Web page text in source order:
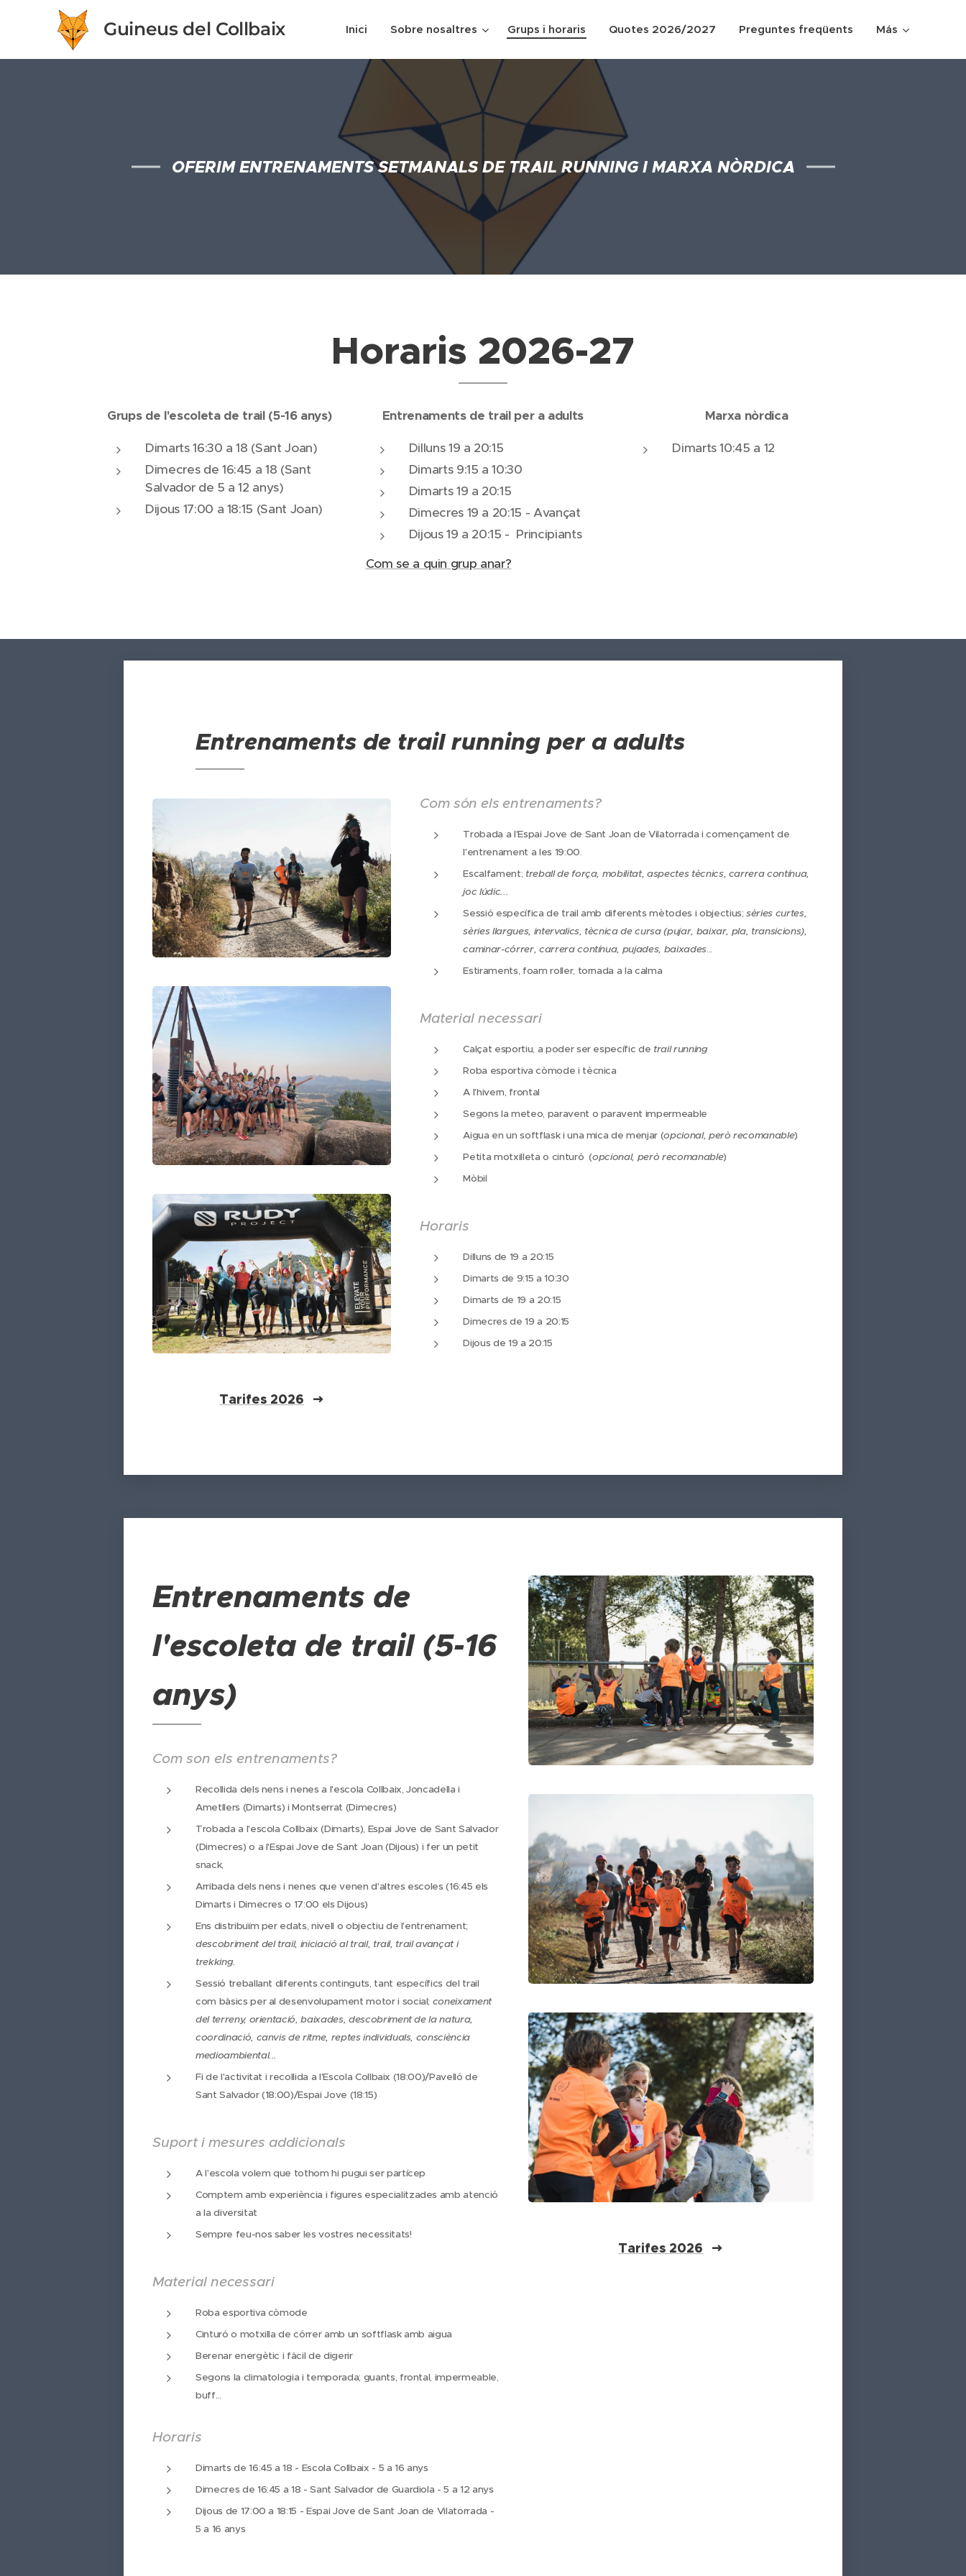
Guineus del Collbaix Inici Sobre nosaltres Grups i horaris Quotes 2026/2027 Preguntes freqüents Más
OFERIM ENTRENAMENTS SETMANALS DE TRAIL RUNNING I MARXA NÒRDICA
Horaris 2026-27
Grups de l'escoleta de trail (5-16 anys)
Dimarts 16:30 a 18 (Sant Joan)
Dimecres de 16:45 a 18 (Sant
Salvador de 5 a 12 anys)
Dijous 17:00 a 18:15 (Sant Joan)
Entrenaments de trail per a adults
Dilluns 19 a 20:15
Dimarts 9:15 a 10:30
Dimarts 19 a 20:15
Dimecres 19 a 20:15 - Avançat
Dijous 19 a 20:15 - Principiants
Com se a quin grup anar?
Marxa nòrdica
Dimarts 10:45 a 12
Entrenaments de trail running per a adults
Tarifes 2026
Com són els entrenaments?
Trobada a l'Espai Jove de Sant Joan de Vilatorrada i començament de
l'entrenament a les 19:00.
Escalfament; treball de força, mobilitat, aspectes tècnics, carrera contínua,
joc lúdic...
Sessió específica de trail amb diferents mètodes i objectius;sèries curtes,
sèries llargues, intervalics, tècnica de cursa (pujar, baixar, pla, transicions),
caminar-córrer, carrera contínua, pujades, baixades...
Estiraments, foam roller, tornada a la calma
Material necessari
Calçat esportiu, a poder ser específic de trail running
Roba esportiva còmode i tècnica
A l'hivern, frontal
Segons la meteo, paravent o paravent impermeable
Aigua en un softflask i una mica de menjar (opcional, però recomanable)
Petita motxilleta o cinturó (opcional, però recomanable)
Mòbil
Horaris
Dilluns de 19 a 20:15
Dimarts de 9:15 a 10:30
Dimarts de 19 a 20:15
Dimecres de 19 a 20:15
Dijous de 19 a 20:15
Entrenaments de
l'escoleta de trail (5-16
anys)
Com son els entrenaments?
Recollida dels nens i nenes a l'escola Collbaix, Joncadella i
Ametllers (Dimarts) i Montserrat (Dimecres)
Trobada a l'escola Collbaix (Dimarts), Espai Jove de Sant Salvador
(Dimecres) o a l'Espai Jove de Sant Joan (Dijous) i fer un petit
snack,
Arribada dels nens i nenes que venen d'altres escoles (16:45 els
Dimarts i Dimecres o 17:00 els Dijous)
Ens distribuïm per edats, nivell o objectiu de l'entrenament;
descobriment del trail, iniciació al trail, trail, trail avançat i
trekking.
Sessió treballant diferents continguts, tant específics del trail
com bàsics per al desenvolupament motor i social; coneixament
del terreny, orientació, baixades, descobriment de la natura,
coordinació, canvis de ritme, reptes individuals, consciència
medioambiental...
Fi de l'activitat i recollida a l'Escola Collbaix (18:00)/Pavelló de
Sant Salvador (18:00)/Espai Jove (18:15)
Suport i mesures addicionals
A l'escola volem que tothom hi pugui ser partícep
Comptem amb experiència i figures especialitzades amb atenció
a la diversitat
Sempre feu-nos saber les vostres necessitats!
Material necessari
Roba esportiva còmode
Cinturó o motxilla de córrer amb un softflask amb aigua
Berenar energètic i fàcil de digerir
Segons la climatologia i temporada; guants, frontal, impermeable,
buff...
Horaris
Dimarts de 16:45 a 18 - Escola Collbaix - 5 a 16 anys
Dimecres de 16:45 a 18 - Sant Salvador de Guardiola - 5 a 12 anys
Dijous de 17:00 a 18:15 - Espai Jove de Sant Joan de Vilatorrada -
5 a 16 anys
Tarifes 2026